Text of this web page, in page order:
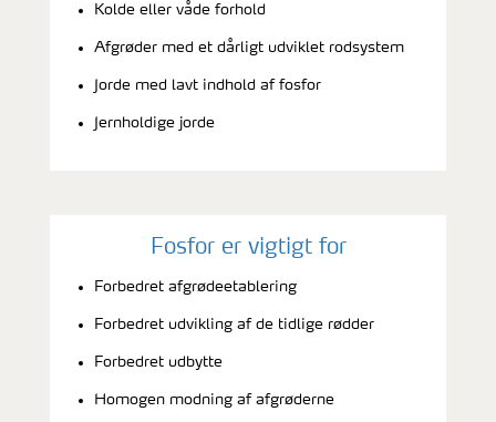
Kolde eller våde forhold
Afgrøder med et dårligt udviklet rodsystem
Jorde med lavt indhold af fosfor
Jernholdige jorde
Fosfor er vigtigt for
Forbedret afgrødeetablering
Forbedret udvikling af de tidlige rødder
Forbedret udbytte
Homogen modning af afgrøderne